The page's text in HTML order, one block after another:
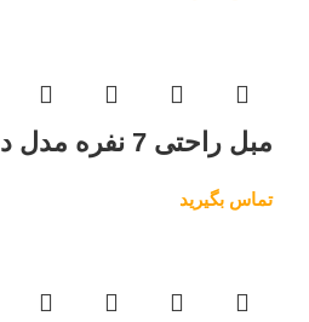
مبل راحتی 7 نفره مدل دنپ
تماس بگیرید